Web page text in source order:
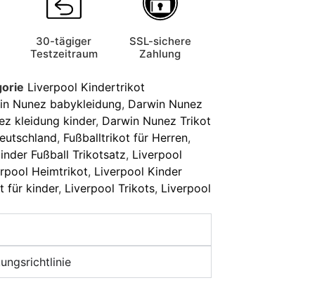
30-tägiger
Testzeitraum
SSL-sichere
Zahlung
Liverpool Kindertrikot
Nunez babykleidung, Darwin Nunez
kleidung kinder, Darwin Nunez Trikot
, Fußballtrikot für Herren,
Fußball Trikotsatz, Liverpool
Heimtrikot, Liverpool Kinder
für kinder, Liverpool Trikots, Liverpool